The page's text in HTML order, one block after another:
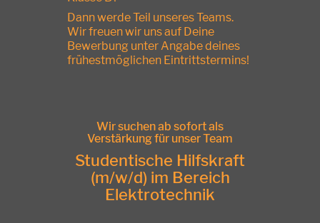
Dann werde Teil unseres Teams.
Wir freuen wir uns auf Deine
Bewerbung unter Angabe deines
frühestmöglichen Eintrittstermins!
Wir suchen ab sofort als
Verstärkung für unser Team
Studentische Hilfskraft
(m/w/d) im Bereich
Elektrotechnik